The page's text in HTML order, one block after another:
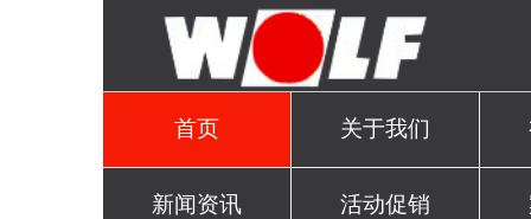
首页 关于我们
新闻资讯 活动促销